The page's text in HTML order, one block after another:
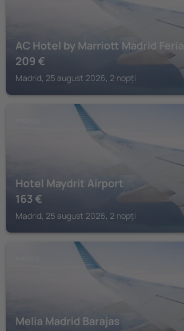
AC Hotel by Marriott Madrid Feria
209 €
Madrid, 25 august 2026, 2 nopți
Hotel Maydrit Airport
163 €
Madrid, 25 august 2026, 2 nopți
Melia Madrid Barajas